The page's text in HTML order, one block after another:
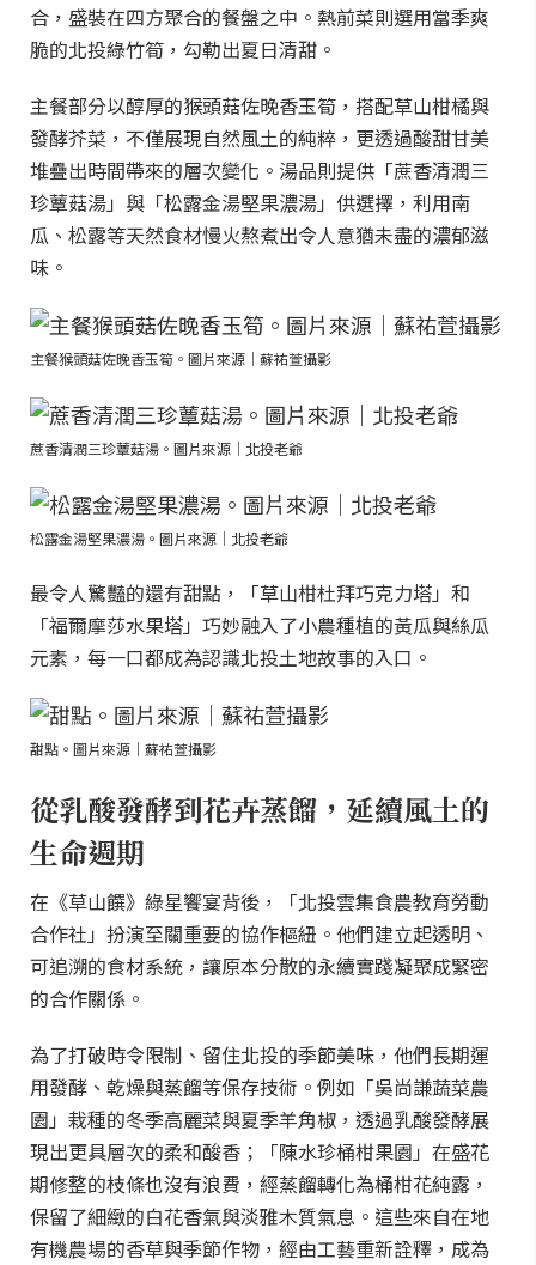
合，盛裝在四方聚合的餐盤之中。熱前菜則選用當季爽
脆的北投綠竹筍，勾勒出夏日清甜。
主餐部分以醇厚的猴頭菇佐晚香玉筍，搭配草山柑橘與
發酵芥菜，不僅展現自然風土的純粹，更透過酸甜甘美
堆疊出時間帶來的層次變化。湯品則提供「蔗香清潤三
珍蕈菇湯」與「松露金湯堅果濃湯」供選擇，利用南
瓜、松露等天然食材慢火熬煮出令人意猶未盡的濃郁滋
味。
主餐猴頭菇佐晚香玉筍。圖片來源｜蘇祐萱攝影
蔗香清潤三珍蕈菇湯。圖片來源｜北投老爺
松露金湯堅果濃湯。圖片來源｜北投老爺
最令人驚豔的還有甜點，「草山柑杜拜巧克力塔」和
「福爾摩莎水果塔」巧妙融入了小農種植的黃瓜與絲瓜
元素，每一口都成為認識北投土地故事的入口。
甜點。圖片來源｜蘇祐萱攝影
從乳酸發酵到花卉蒸餾，延續風土的
生命週期
在《草山饌》綠星饗宴背後，「北投雲集食農教育勞動
合作社」扮演至關重要的協作樞紐。他們建立起透明、
可追溯的食材系統，讓原本分散的永續實踐凝聚成緊密
的合作關係。
為了打破時令限制、留住北投的季節美味，他們長期運
用發酵、乾燥與蒸餾等保存技術。例如「吳尚謙蔬菜農
園」栽種的冬季高麗菜與夏季羊角椒，透過乳酸發酵展
現出更具層次的柔和酸香；「陳水珍桶柑果園」在盛花
期修整的枝條也沒有浪費，經蒸餾轉化為桶柑花純露，
保留了細緻的白花香氣與淡雅木質氣息。這些來自在地
有機農場的香草與季節作物，經由工藝重新詮釋，成為